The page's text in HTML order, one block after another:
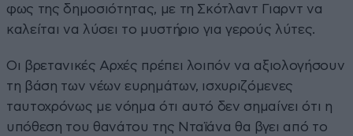
φως της δημοσιότητας, με τη Σκότλαντ Γιαρντ να
καλείται να λύσει το μυστήριο για γερούς λύτες.
Οι βρετανικές Αρχές πρέπει λοιπόν να αξιολογήσουν
τη βάση των νέων ευρημάτων, ισχυριζόμενες
ταυτοχρόνως με νόημα ότι αυτό δεν σημαίνει ότι η
υπόθεση του θανάτου της Νταϊάνα θα βγει από το